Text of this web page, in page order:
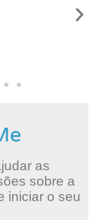
as
sobre a
iniciar o seu